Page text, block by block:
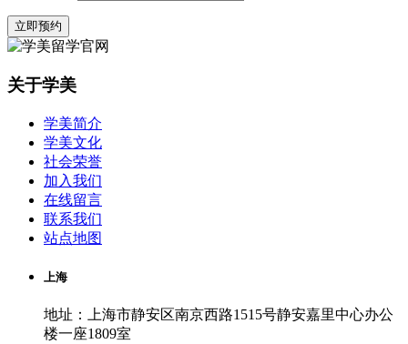
立即预约
关于学美
学美简介
学美文化
社会荣誉
加入我们
在线留言
联系我们
站点地图
上海
地址：上海市静安区南京西路1515号静安嘉里中心办公
楼一座1809室